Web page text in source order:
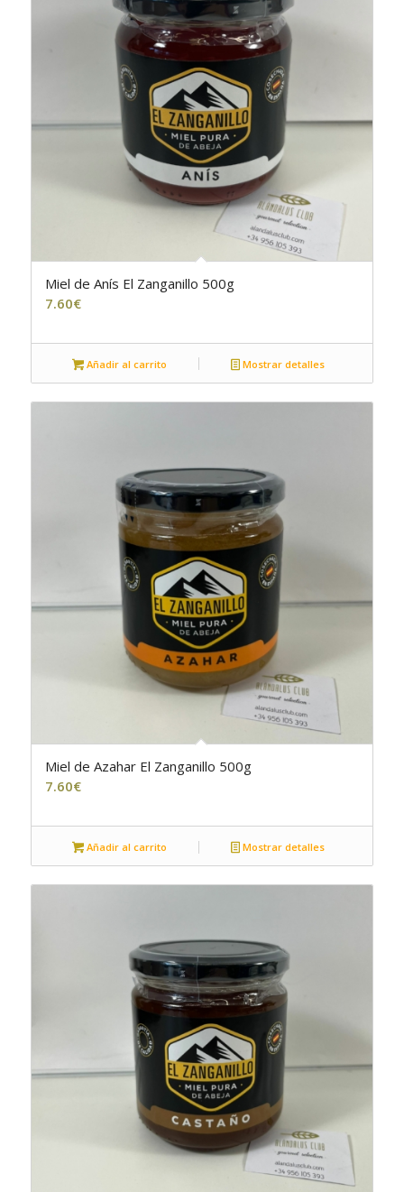
Miel de Anís El Zanganillo 500g
7.60€
Añadir al carrito Mostrar detalles
Miel de Azahar El Zanganillo 500g
7.60€
Añadir al carrito Mostrar detalles